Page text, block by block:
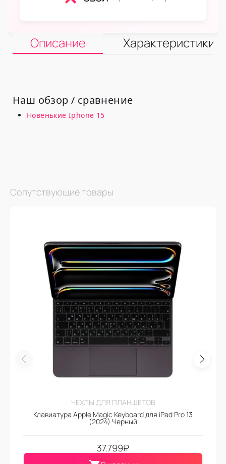
Описание Характеристики
Наш обзор / сравнение
Новенькие Iphone 15
Сопутствующие товары
ЧЕХЛЫ ДЛЯ ПЛАНШЕТОВ
Клавиатура Apple Magic Keyboard для iPad Pro 13
(2024) Черный
37.799₽